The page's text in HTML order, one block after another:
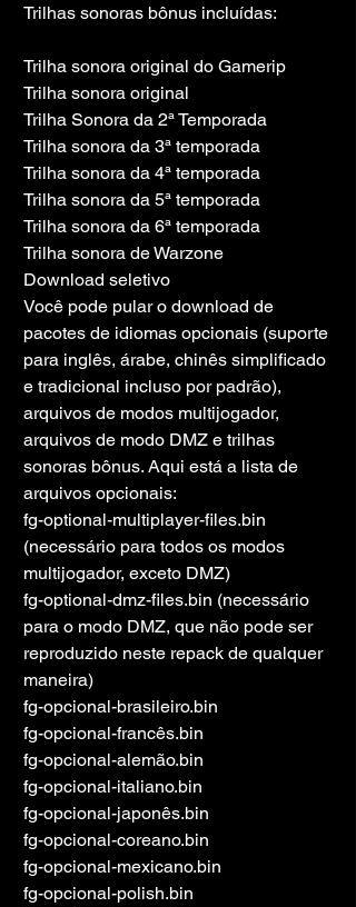
Trilhas sonoras bônus incluídas:
Trilha sonora original do Gamerip
Trilha sonora original
Trilha Sonora da 2ª Temporada
Trilha sonora da 3ª temporada
Trilha sonora da 4ª temporada
Trilha sonora da 5ª temporada
Trilha sonora da 6ª temporada
Trilha sonora de Warzone
Download seletivo
Você pode pular o download de
pacotes de idiomas opcionais (suporte
para inglês, árabe, chinês simplificado
e tradicional incluso por padrão),
arquivos de modos multijogador,
arquivos de modo DMZ e trilhas
sonoras bônus. Aqui está a lista de
arquivos opcionais:
fg-optional-multiplayer-files.bin
(necessário para todos os modos
multijogador, exceto DMZ)
fg-optional-dmz-files.bin (necessário
para o modo DMZ, que não pode ser
reproduzido neste repack de qualquer
maneira)
fg-opcional-brasileiro.bin
fg-opcional-francês.bin
fg-opcional-alemão.bin
fg-opcional-italiano.bin
fg-opcional-japonês.bin
fg-opcional-coreano.bin
fg-opcional-mexicano.bin
fg-opcional-polish.bin